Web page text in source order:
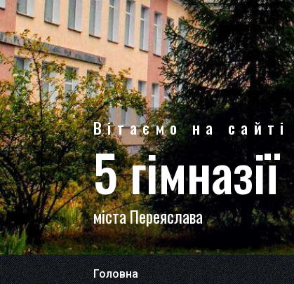
Вітаємо на сайті
5 гімназії
міста Переяслава
Головна